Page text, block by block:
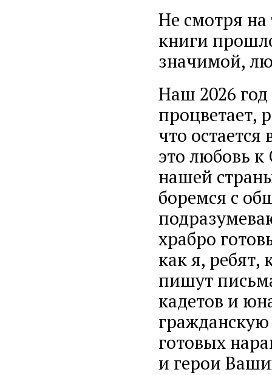
Не смотря
книги
значимой,
Наш 2026
процветает,
что
это любовь
нашей
боремся с
храбро
как я, ребят,
пишут
кадетов и
готовых
и герои